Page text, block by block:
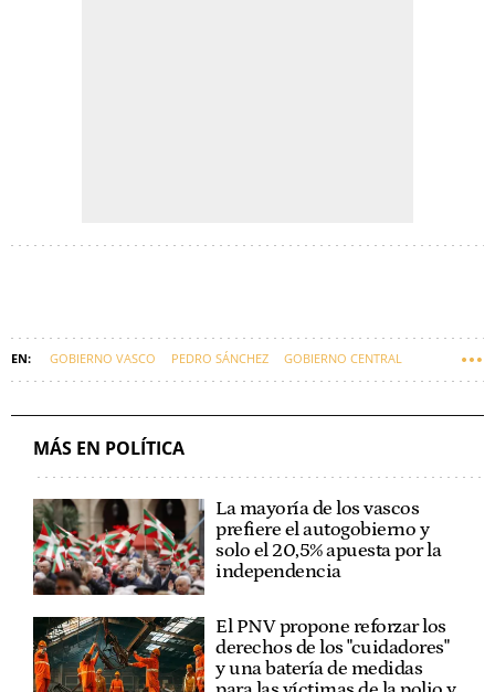
GOBIERNO VASCO PEDRO SÁNCHEZ GOBIERNO CENTRAL
ÁNGEL VÍCTOR TORRES, MINISTRO POLÍTICA TERRITORIAL
ESTATUTO VASCO MARÍA UBARRETXENA AUTOGOBIERNO
MÁS EN POLÍTICA
La mayoría de los vascos
prefiere el autogobierno y
solo el 20,5% apuesta por la
independencia
El PNV propone reforzar los
derechos de los "cuidadores"
y una batería de medidas